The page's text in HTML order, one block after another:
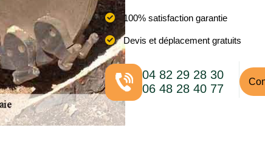
100% satisfaction garantie
Devis et déplacement gratuits
04 82 29 28 30
06 48 28 40 77